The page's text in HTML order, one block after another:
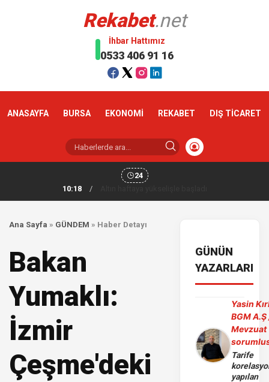
Rekabet.net
İhbar Hattımız
0533 406 91 16
ANASAYFA BURSA EKONOMİ REKABET DIŞ TİCARET
24
10:18
/
Ana Sayfa » GÜNDEM » Haber Detayı
Bakan
Yumaklı:
İzmir
Çeşme'deki
GÜNÜN
YAZARLARI
Yasin
BGM A.Ş
Mevzuat
Tarife
yapılan